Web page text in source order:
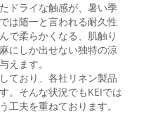
ドライな触感が、暑い季
は随一と言われる耐久性
で柔らかくなる、肌触り
にしか出せない独特の涼
えます。
ており、各社リネン製品
。そんな状況でもKEIでは
工夫を重ねております。